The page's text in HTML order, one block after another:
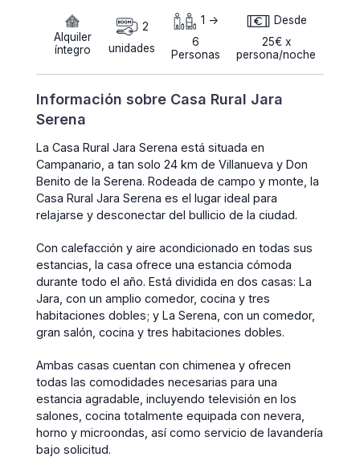
Alquiler
íntegro
2
unidades
1 ->
6
Personas
Desde
25€ x
persona/noche
Información sobre Casa Rural Jara
Serena
La Casa Rural Jara Serena está situada en
Campanario, a tan solo 24 km de Villanueva y Don
Benito de la Serena. Rodeada de campo y monte, la
Casa Rural Jara Serena es el lugar ideal para
relajarse y desconectar del bullicio de la ciudad.
Con calefacción y aire acondicionado en todas sus
estancias, la casa ofrece una estancia cómoda
durante todo el año. Está dividida en dos casas: La
Jara, con un amplio comedor, cocina y tres
habitaciones dobles; y La Serena, con un comedor,
gran salón, cocina y tres habitaciones dobles.
Ambas casas cuentan con chimenea y ofrecen
todas las comodidades necesarias para una
estancia agradable, incluyendo televisión en los
salones, cocina totalmente equipada con nevera,
horno y microondas, así como servicio de lavandería
bajo solicitud.